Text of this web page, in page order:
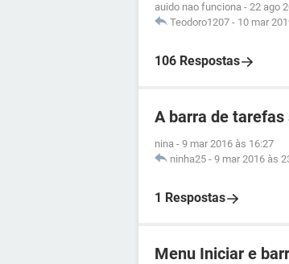
auido nao funciona - 22 ago
Teodoro1207 - 10 mar
106 Respostas
A barra de tarefas
nina - 9 mar 2016 às 16:27
ninha25 - 9 mar 2016 às
1 Respostas
Menu Iniciar e